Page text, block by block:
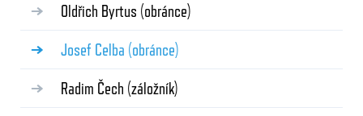
Oldřich Byrtus (obránce)
Josef Celba (obránce)
Radim Čech (záložník)